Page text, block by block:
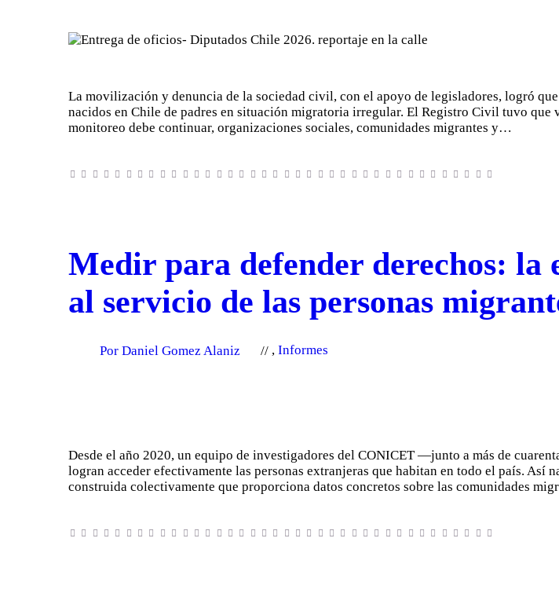
La movilización y denuncia de la sociedad civil, con el apoyo de legisladores, logró
nacidos en Chile de padres en situación migratoria irregular. El Registro Civil tuvo
monitoreo debe continuar, organizaciones sociales, comunidades migrantes y…
Medir para defender derechos: la
al servicio de las personas
Por Daniel Gomez Alaniz ,Informes
Desde el año 2020, un equipo de investigadores del CONICET —junto a más de
logran acceder efectivamente las personas extranjeras que habitan en todo el país.
construida colectivamente que proporciona datos concretos sobre las comunidades